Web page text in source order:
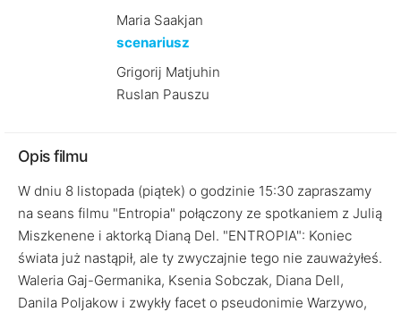
Maria Saakjan
scenariusz
Grigorij Matjuhin
Ruslan Pauszu
Opis filmu
W dniu 8 listopada (piątek) o godzinie 15:30 zapraszamy
na seans filmu "Entropia" połączony ze spotkaniem z Julią
Miszkenene i aktorką Dianą Del. "ENTROPIA": Koniec
świata już nastąpił, ale ty zwyczajnie tego nie zauważyłeś.
Waleria Gaj-Germanika, Ksenia Sobczak, Diana Dell,
Danila Poljakow i zwykły facet o pseudonimie Warzywo,